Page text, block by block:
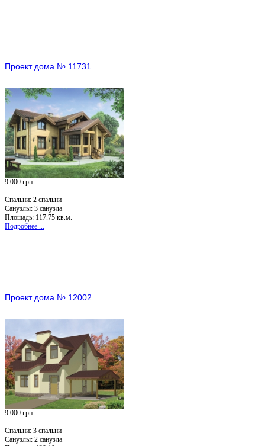
Проект дома № 11731
9 000 грн.
Спальни: 2 спальни
Санузлы: 3 санузла
Площадь: 117.75 кв.м.
Подробнее ...
Проект дома № 12002
9 000 грн.
Спальни: 3 спальни
Санузлы: 2 санузла